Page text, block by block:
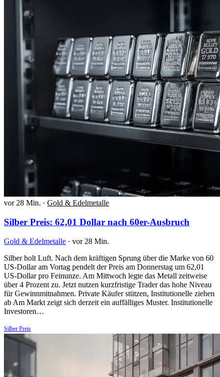
vor 28 Min. · Gold & Edelmetalle
Silber Preis: 62,01 Dollar nach 60er-Ausbruch
Gold & Edelmetalle · vor 28 Min.
Silber holt Luft. Nach dem kräftigen Sprung über die Marke von 60
US-Dollar am Vortag pendelt der Preis am Donnerstag um 62,01
US-Dollar pro Feinunze. Am Mittwoch legte das Metall zeitweise
über 4 Prozent zu. Jetzt nutzen kurzfristige Trader das hohe Niveau
für Gewinnmitnahmen. Private Käufer stützen, Institutionelle ziehen
ab Am Markt zeigt sich derzeit ein auffälliges Muster. Institutionelle
Investoren…
Silber Preis